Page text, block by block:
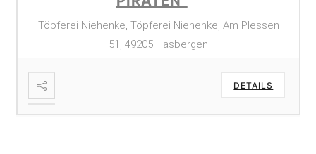
Töpferei Niehenke, Töpferei Niehenke, Am Plessen
51, 49205 Hasbergen
DETAILS